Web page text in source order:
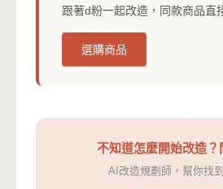
跟著d粉一起改造，同款商品直
選購商品
不知道怎麼開始改造？
AI改造規劃師，幫你找